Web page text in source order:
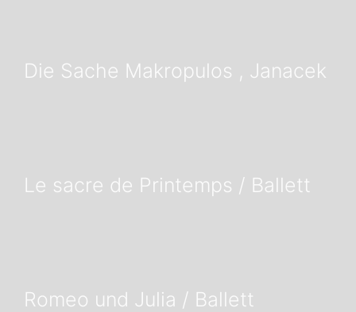
Die Sache Makropulos , Janacek
Le sacre de Printemps / Ballett
Romeo und Julia / Ballett